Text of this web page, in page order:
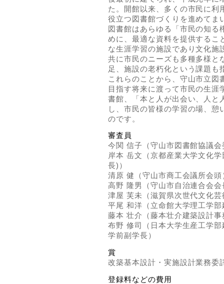
た。開館以来、多くの市民に利
役立つ図書館づくりを進めてま
図書館はあらゆる「市民の知る
めに、最適な資料を提供するこ
な生涯学習の施設であり文化施
共に市民のニーズも多種多様と
足、施設の老朽化という課題も
これらのことから、守山市立
目指す将来に渡って市民の生
書館、「本と人が出会い、人と
し、市民の皆様の学習の場、
のです。
審査員
今関 信子（守山市図書館協議
岸本 岳文（京都産業大学文化
長)）
清原 健（守山市商工会議所会頭
高野 隆男（守山市自治連合会会
津屋 芙未（滋賀県次世代文化
平尾 和洋（立命館大学理工学
藤本 壮介（藤本壮介建築設計
布野 修司（日本大学生産工学
学前副学長）
賞
改築基本設計・実施設計業務委
登録料などの費用